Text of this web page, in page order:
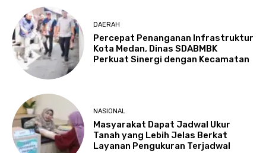
DAERAH
Percepat Penanganan Infrastruktur
Kota Medan, Dinas SDABMBK
Perkuat Sinergi dengan Kecamatan
NASIONAL
Masyarakat Dapat Jadwal Ukur
Tanah yang Lebih Jelas Berkat
Layanan Pengukuran Terjadwal